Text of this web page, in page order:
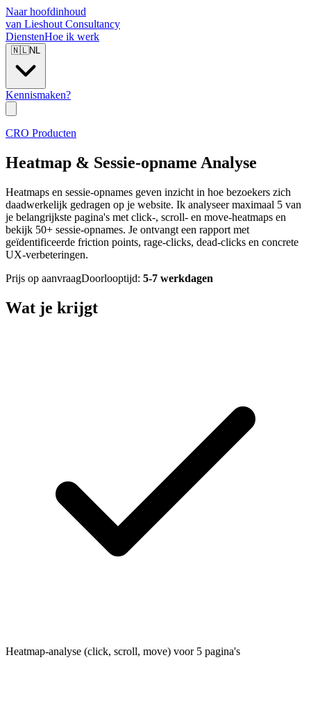
Naar hoofdinhoud
van Lieshout Consultancy
DienstenHoe ik werk
🇳🇱NL
Kennismaken?
CRO Producten
Heatmap & Sessie-opname Analyse
Heatmaps en sessie-opnames geven inzicht in hoe bezoekers zich
daadwerkelijk gedragen op je website. Ik analyseer maximaal 5 van
je belangrijkste pagina's met click-, scroll- en move-heatmaps en
bekijk 50+ sessie-opnames. Je ontvangt een rapport met
geïdentificeerde friction points, rage-clicks, dead-clicks en concrete
UX-verbeteringen.
Prijs op aanvraagDoorlooptijd: 5-7 werkdagen
Wat je krijgt
Heatmap-analyse (click, scroll, move) voor 5 pagina's